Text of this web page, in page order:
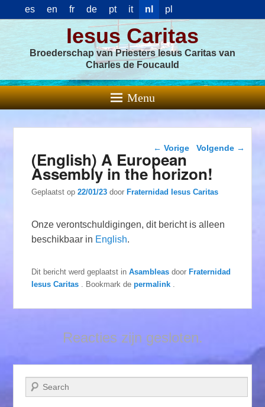
es en fr de pt it nl pl
Iesus Caritas
Broederschap van Priesters Iesus Caritas van
Charles de Foucauld
Menu
Berichtnavigatie
← Vorige Volgende →
(English) A European
Assembly in the horizon!
Geplaatst op22/01/23 doorFraternidad Iesus Caritas
Onze verontschuldigingen, dit bericht is alleen
beschikbaar in English.
Dit bericht werd geplaatst inAsambleas doorFraternidad
Iesus Caritas
. Bookmark depermalink
Reacties zijn gesloten.
Zoeken